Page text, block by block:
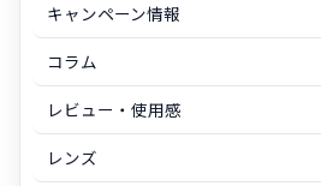
キャンペーン情報
コラム
レビュー・使用感
レンズ